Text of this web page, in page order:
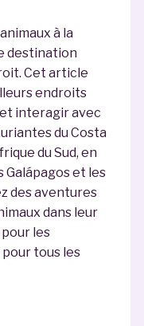
à la
destination
Cet article
endroits
interagir avec
du Costa
du Sud, en
Galápagos et les
des aventures
dans leur
les
tous les